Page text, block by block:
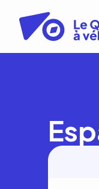
contenu
principal